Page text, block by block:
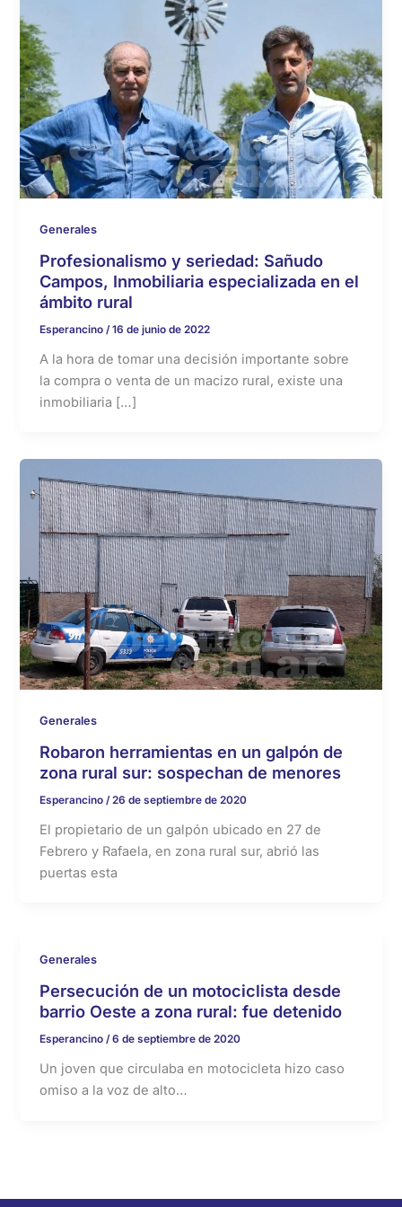
Generales
Profesionalismo y seriedad: Sañudo
Campos, Inmobiliaria especializada en el
ámbito rural
Esperancino /16 de junio de 2022
A la hora de tomar una decisión importante sobre
la compra o venta de un macizo rural, existe una
inmobiliaria […]
Generales
Robaron herramientas en un galpón de
zona rural sur: sospechan de menores
Esperancino /26 de septiembre de 2020
El propietario de un galpón ubicado en 27 de
Febrero y Rafaela, en zona rural sur, abrió las
puertas esta
Generales
Persecución de un motociclista desde
barrio Oeste a zona rural: fue detenido
Esperancino/6 de septiembre de 2020
Un joven que circulaba en motocicleta hizo caso
omiso a la voz de alto…